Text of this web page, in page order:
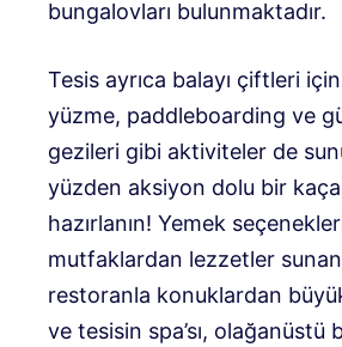
bungalovları bulunmaktadır.
Tesis ayrıca balayı çiftleri
yüzme, paddleboarding ve
gezileri gibi aktiviteler de
yüzden aksiyon dolu bir
hazırlanın! Yemek
mutfaklardan lezzetler sunan
restoranla konuklardan
ve tesisin spa’sı, olağanüstü